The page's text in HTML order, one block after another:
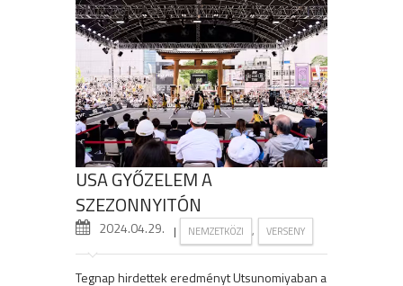
USA GYŐZELEM A
SZEZONNYITÓN
2024.04.29. | NEMZETKÖZI , VERSENY
Tegnap hirdettek eredményt Utsunomiyaban a